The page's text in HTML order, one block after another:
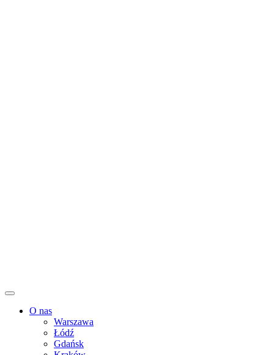
O nas
Warszawa
Łódź
Gdańsk